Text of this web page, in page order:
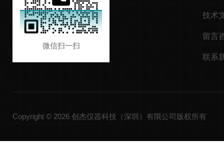
微信扫一扫
技术
留言
联系
Copyright © 2026 创杰仪器科技（深圳）有限公司版权所有